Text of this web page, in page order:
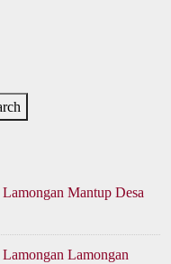
Mantup Desa
Lamongan